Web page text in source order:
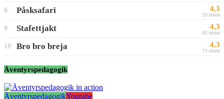
8 Påsksafari 4,3
33 röster
9 Stafettjakt 4,3
65 röster
10 Bro bro breja 4,3
71 röster
Äventyrspedagogik
ÄventyrspedagogikYoutube